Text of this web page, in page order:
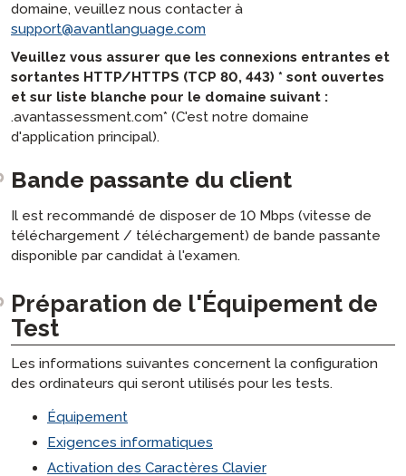
domaine, veuillez nous contacter à
support@avantlanguage.com
Veuillez vous assurer que les connexions entrantes et
sortantes HTTP/HTTPS (TCP 80, 443) * sont ouvertes
et sur liste blanche pour le domaine suivant :
.avantassessment.com* (C'est notre domaine
d'application principal).
Bande passante du client
Il est recommandé de disposer de 10 Mbps (vitesse de
téléchargement / téléchargement) de bande passante
disponible par candidat à l'examen.
Préparation de l'Équipement de
Test
Les informations suivantes concernent la configuration
des ordinateurs qui seront utilisés pour les tests.
Équipement
Exigences informatiques
Activation des Caractères Clavier